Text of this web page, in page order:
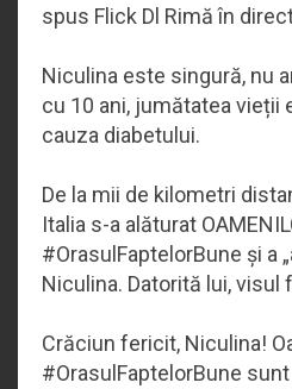
spus Flick Dl Rimă în
Niculina este singură, nu
cu 10 ani, jumătatea vieții
cauza diabetului.
De la mii de kilometri
Italia s-a alăturat
#OrasulFaptelorBune și a „
Niculina. Datorită lui, visul
Crăciun fericit, Niculina!
#OrasulFaptelorBune